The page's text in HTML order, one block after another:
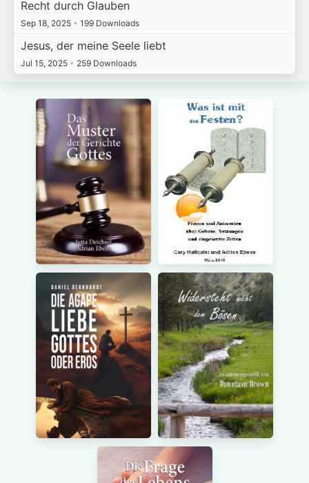
Recht durch Glauben
Sep 18, 2025 • 199 Downloads
Jesus, der meine Seele liebt
Jul 15, 2025 • 259 Downloads